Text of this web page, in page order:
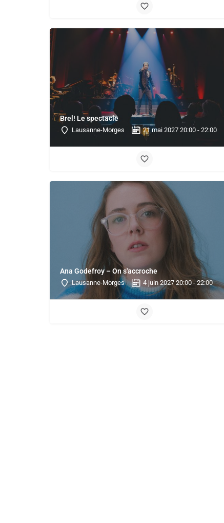
Brel! Le spectacle
Lausanne-Morges 21 mai 2027 20:00 - 22:00
Ana Godefroy – On s'accroche
Lausanne-Morges 4 juin 2027 20:00 - 22:00